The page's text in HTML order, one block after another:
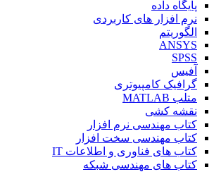
پایگاه داده
نرم افزار های کاربردی
الگوریتم
ANSYS
SPSS
آفیس
گرافیک کامپیوتری
متلب MATLAB
نقشه کشی
کتاب مهندسی نرم افزار
کتاب مهندسی سخت افزار
کتاب های فناوری و اطلاعات IT
کتاب های مهندسی شبکه